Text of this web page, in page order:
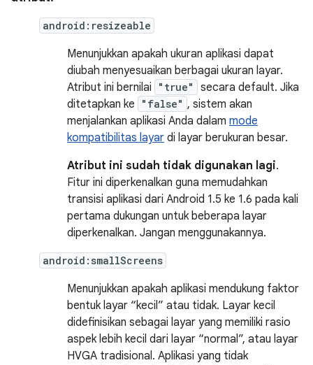
android:resizeable
Menunjukkan apakah ukuran aplikasi dapat
diubah menyesuaikan berbagai ukuran layar.
Atribut ini bernilai
"true"
secara default. Jika
ditetapkan ke
"false" , sistem akan
menjalankan aplikasi Anda dalam mode
kompatibilitas layar di layar berukuran besar.
Atribut ini sudah tidak digunakan lagi.
Fitur ini diperkenalkan guna memudahkan
transisi aplikasi dari Android 1.5 ke 1.6 pada kali
pertama dukungan untuk beberapa layar
diperkenalkan. Jangan menggunakannya.
android:smallScreens
Menunjukkan apakah aplikasi mendukung faktor
bentuk layar “kecil” atau tidak. Layar kecil
didefinisikan sebagai layar yang memiliki rasio
aspek lebih kecil dari layar “normal”, atau layar
HVGA tradisional. Aplikasi yang tidak